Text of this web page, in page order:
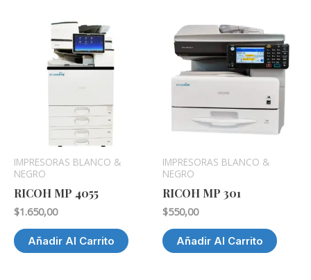
IMPRESORAS BLANCO &
NEGRO
RICOH MP 4055
$1.650,00
Añadir Al Carrito
IMPRESORAS BLANCO &
NEGRO
RICOH MP 301
$550,00
Añadir Al Carrito